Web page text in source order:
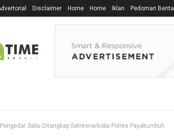
Disclaimer Home Home Iklan Pedoman Berita
Sabu Ditangkap Satresnarkoba Polres Payakumbuh